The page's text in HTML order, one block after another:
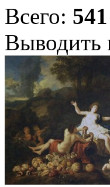
Всего: 541
Выводить